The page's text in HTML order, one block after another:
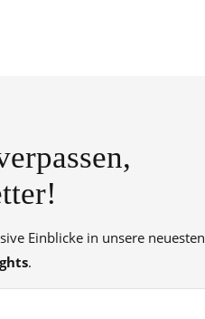
Einblicke in unsere neuesten
.